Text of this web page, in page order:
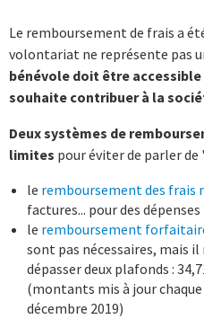
Le remboursement de frais a
volontariat ne représente pas
bénévole doit être
souhaite contribuer à la
Deux systèmes de
limites pour éviter de parler
le remboursement des frais
factures... pour des
le remboursement
sont pas nécessaires, mais
dépasser deux plafonds :
(montants mis à jour chaque
décembre 2019)